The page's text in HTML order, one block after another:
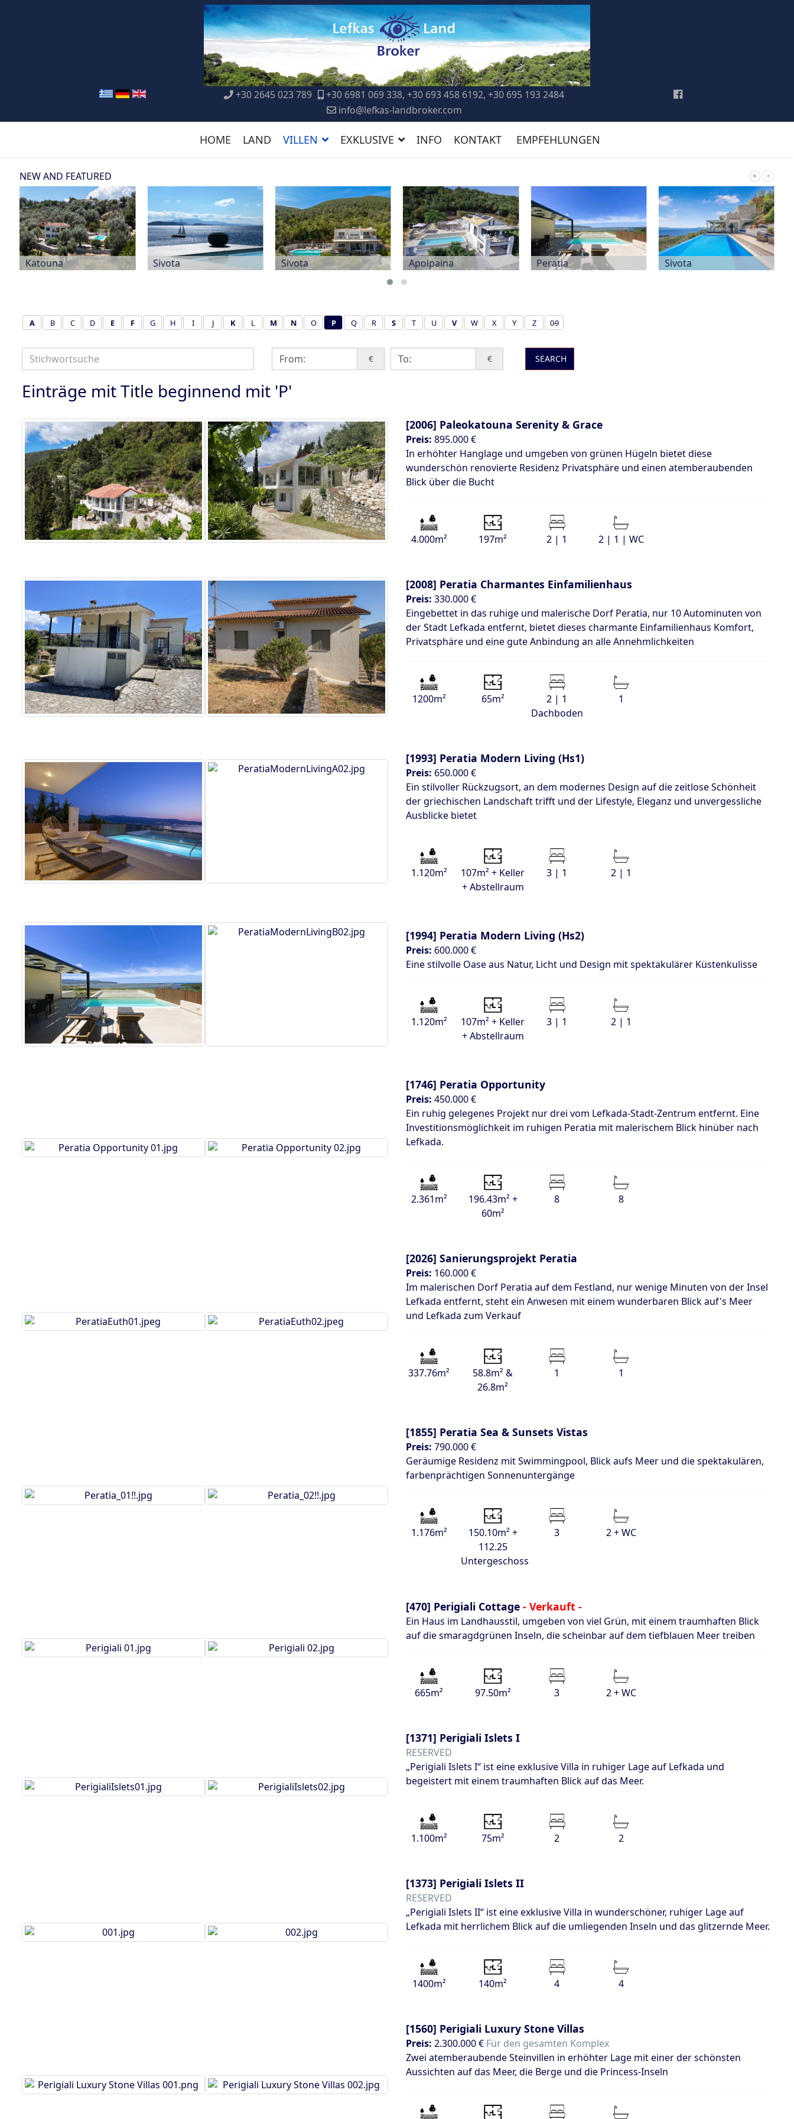
+30 2645 023 789
+30 6981 069 338, +30 693 458 6192, +30 695 193 2484
info@lefkas-landbroker.com
HOME LAND VILLEN EXKLUSIVE INFO KONTAKT EMPFEHLUNGEN
NEW AND FEATURED
Katouna Sivota Sivota Apolpaina Peratia Sivota
A B C D E F G H I J K L M N O P Q R S T U V W X Y Z 0-9
€ € SEARCH
Einträge mit Title beginnend mit 'P'
[2006] Paleokatouna Serenity & Grace
Preis: 895.000 €
In erhöhter Hanglage und umgeben von grünen Hügeln bietet diese
wunderschön renovierte Residenz Privatsphäre und einen atemberaubenden
Blick über die Bucht
4.000m² 197m² 2 | 1 2 | 1 | WC
[2008] Peratia Charmantes Einfamilienhaus
Preis: 330.000 €
Eingebettet in das ruhige und malerische Dorf Peratia, nur 10 Autominuten von
der Stadt Lefkada entfernt, bietet dieses charmante Einfamilienhaus Komfort,
Privatsphäre und eine gute Anbindung an alle Annehmlichkeiten
1200m² 65m²
2 | 1
Dachboden
1
[1993] Peratia Modern Living (Hs1)
Preis: 650.000 €
Ein stilvoller Rückzugsort, an dem modernes Design auf die zeitlose Schönheit
der griechischen Landschaft trifft und der Lifestyle, Eleganz und unvergessliche
Ausblicke bietet
1.120m²
107m² + Keller
+ Abstellraum
3 | 1 2 | 1
[1994] Peratia Modern Living (Hs2)
Preis: 600.000 €
Eine stilvolle Oase aus Natur, Licht und Design mit spektakulärer Küstenkulisse
1.120m²
107m² + Keller
+ Abstellraum
3 | 1 2 | 1
[1746] Peratia Opportunity
Preis: 450.000 €
Ein ruhig gelegenes Projekt nur drei vom Lefkada-Stadt-Zentrum entfernt. Eine
Investitionsmöglichkeit im ruhigen Peratia mit malerischem Blick hinüber nach
Lefkada.
2.361m²
196.43m² +
60m²
8 8
[2026] Sanierungsprojekt Peratia
Preis: 160.000 €
Im malerischen Dorf Peratia auf dem Festland, nur wenige Minuten von der Insel
Lefkada entfernt, steht ein Anwesen mit einem wunderbaren Blick auf's Meer
und Lefkada zum Verkauf
337.76m²
58.8m² &
26.8m²
1 1
[1855] Peratia Sea & Sunsets Vistas
Preis: 790.000 €
Geräumige Residenz mit Swimmingpool, Blick aufs Meer und die spektakulären,
farbenprächtigen Sonnenuntergänge
1.176m²
150.10m² +
112.25
Untergeschoss
3 2 + WC
[470] Perigiali Cottage - Verkauft -
Ein Haus im Landhausstil, umgeben von viel Grün, mit einem traumhaften Blick
auf die smaragdgrünen Inseln, die scheinbar auf dem tiefblauen Meer treiben
665m² 97.50m² 3 2 + WC
[1371] Perigiali Islets I
RESERVED
„Perigiali Islets I“ ist eine exklusive Villa in ruhiger Lage auf Lefkada und
begeistert mit einem traumhaften Blick auf das Meer.
1.100m² 75m² 2 2
[1373] Perigiali Islets II
RESERVED
„Perigiali Islets II“ ist eine exklusive Villa in wunderschöner, ruhiger Lage auf
Lefkada mit herrlichem Blick auf die umliegenden Inseln und das glitzernde Meer.
1400m² 140m² 4 4
[1560] Perigiali Luxury Stone Villas
Preis: 2.300.000 € Für den gesamten Komplex
Zwei atemberaubende Steinvillen in erhöhter Lage mit einer der schönsten
Aussichten auf das Meer, die Berge und die Princess-Inseln